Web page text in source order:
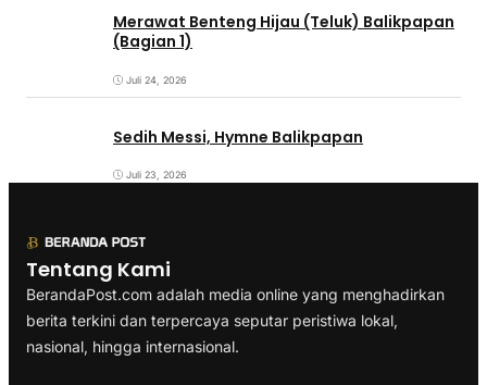
Merawat Benteng Hijau (Teluk) Balikpapan
(Bagian 1)
Juli 24, 2026
Sedih Messi, Hymne Balikpapan
Juli 23, 2026
Tentang Kami
BerandaPost.com adalah media online yang menghadirkan
berita terkini dan terpercaya seputar peristiwa lokal,
nasional, hingga internasional.